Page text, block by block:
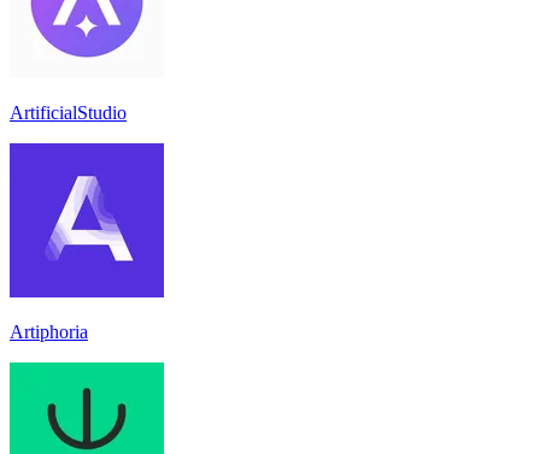
ArtificialStudio
Artiphoria